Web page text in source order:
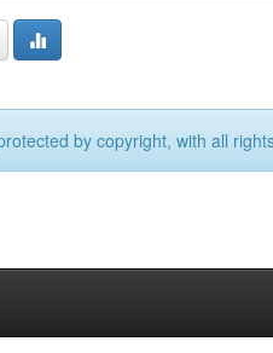
by copyright, with all